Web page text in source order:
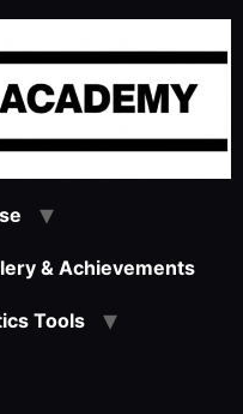
& Achievements
Tools